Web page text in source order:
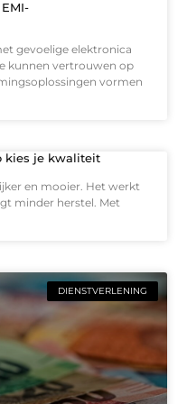
gevoelige elektronica
kunnen vertrouwen op
vormen
kies je kwaliteit
en mooier. Het werkt
minder herstel. Met
DIENSTVERLENING